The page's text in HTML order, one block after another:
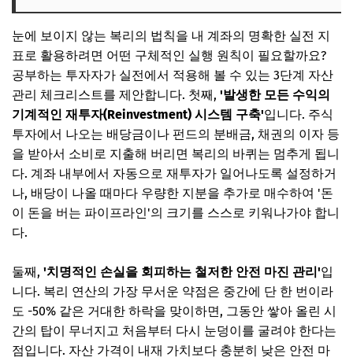
눈에 보이지 않는 복리의 법칙을 내 계좌의 명확한 실전 지
표로 활용하려면 어떤 구체적인 실행 원칙이 필요할까요?
공부하는 투자자가 실전에서 적용해 볼 수 있는 3단계 자산
관리 체크리스트를 제안합니다. 첫째, '발생한 모든 수익의
기계적인 재투자(Reinvestment) 시스템 구축'입니다. 주식
투자에서 나오는 배당금이나 펀드의 분배금, 채권의 이자 등
을 받아서 소비로 지출해 버리면 복리의 바퀴는 멈추게 됩니
다. 계좌 내부에서 자동으로 재투자가 일어나도록 설정하거
나, 배당이 나올 때마다 우량한 지분을 추가로 매수하여 '돈
이 돈을 버는 파이프라인'의 크기를 스스로 키워나가야 합니
다.
둘째, '치명적인 손실을 회피하는 철저한 안전 마진 관리'입
니다. 복리 연산의 가장 무서운 약점은 중간에 단 한 번이라
도 -50% 같은 거대한 하락을 맞이하면, 그동안 쌓아 올린 시
간의 탑이 무너지고 처음부터 다시 눈덩이를 굴려야 한다는
점입니다. 자산 가격이 내재 가치보다 충분히 낮은 안전 마